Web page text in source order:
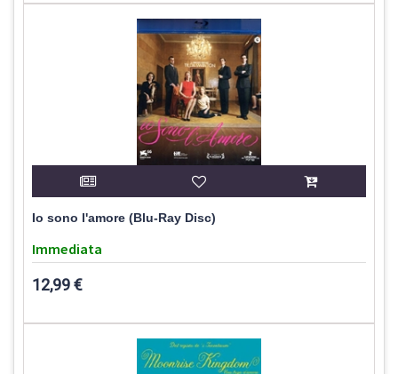
Io sono l'amore (Blu-Ray Disc)
Immediata
12,99 €